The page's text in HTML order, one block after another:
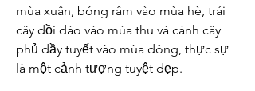
mùa xuân, bóng râm vào mùa hè, trái
cây dồi dào vào mùa thu và cành cây
phủ đầy tuyết vào mùa đông, thực sự
là một cảnh tượng tuyệt đẹp.